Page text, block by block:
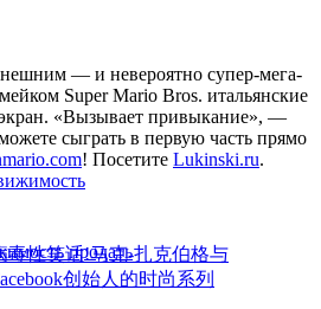
продать
— и невероятно супер-мега-
Super Mario Bros. итальянские
«Вызывает привыкание», —
сыграть в первую часть прямо
! Посетите Lukinski.ru.